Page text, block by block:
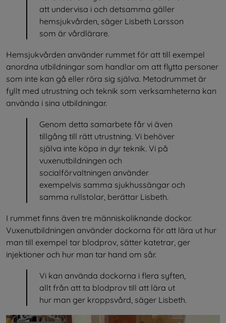
att undervisa i och detsamma gäller
hemsjukvården, säger Lisbeth Larsson
som är vårdlärare.
Hemsjukvården använder rummet för att till exempel
anordna utbildningar som handlar om att flytta personer
som inte kan gå eller röra sig själva. Metodrummet är
fyllt med utrustning och teknik som verksamheterna kan
använda i sina utbildningar.
Genom detta samarbete får vi även
tillgång till rätt utrustning. Vi behöver
själva inte köpa in dyr teknik. Vi på
vuxenutbildningen och
socialförvaltningen använder
exempelvis samma sjukhussängar och
samma rullstolar, berättar Lisbeth.
I rummet finns även tre människoliknande dockor.
Vuxenutbildningen använder dockorna för att lära ut hur
man till exempel tar blodprov, sätter katetrar, ger
injektioner och hur man tar hand om sår.
Vi kan använda dockorna i flera syften,
allt från att ta blodprov till att lära ut
hur man ger kroppsvård, säger Lisbeth.